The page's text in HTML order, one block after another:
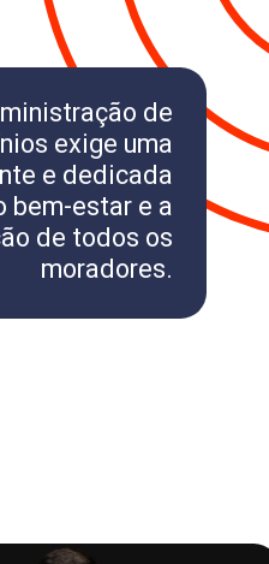
de
exige uma
e dedicada
bem-estar e a
de todos os
moradores.